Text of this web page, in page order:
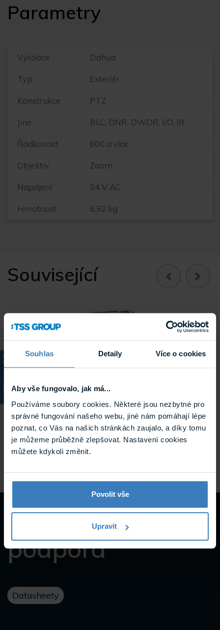
Souhlas Detaily Více o cookies
Aby vše fungovalo, jak má...
Používáme soubory cookies. Některé jsou nezbytné pro
správné fungování našeho webu, jiné nám pomáhají lépe
poznat, co Vás na našich stránkách zaujalo, a díky tomu
je můžeme průběžně zlepšovat. Nastavení cookies
můžete kdykoli změnit.
Povolit vše
Upravit
KATALOG
Parametry
Výrobce Dahua
Typ Exteriér
Konstrukce PTZ
Jiné BLC, DNR, DWDR, I/O, IR
Řádkovost 600 a více
Objektiv Zoom
Napájení 24 V AC
Hmotnost 6.92 kg
Související
Dahua PFA120 instalační skříňka
Instalační skříňka k držáku na stěnu PFB300s, kompatibilní
příslušenství PFA150, PFA151, PFB300S
PFA120
Návody a
podpora
Datasheety